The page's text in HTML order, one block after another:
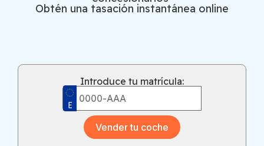
Obtén una tasación instantánea online
Introduce tu matrícula:
Vender tu coche